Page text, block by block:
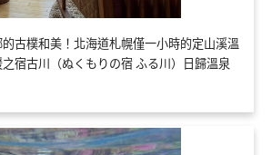
古樸和美！北海道札幌僅一小時的定山溪溫
宿古川（ぬくもりの宿 ふる川）日歸溫泉